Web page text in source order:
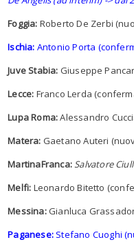
Foggia: Roberto De Zerbi
Ischia: Antonio Porta
Juve Stabia: Giuseppe
Lecce: Franco Lerda
Lupa Roma:Alessandro
Matera: Gaetano Auteri
MartinaFranca:Salvatore
Melfi: Leonardo Bitetto
Messina:Gianluca
Paganese:Stefano Cuoghi